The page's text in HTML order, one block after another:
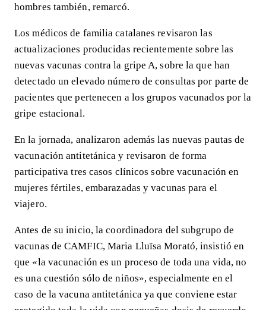
hombres también, remarcó.
Los médicos de familia catalanes revisaron las
actualizaciones producidas recientemente sobre las
nuevas vacunas contra la gripe A, sobre la que han
detectado un elevado número de consultas por parte de
pacientes que pertenecen a los grupos vacunados por la
gripe estacional.
En la jornada, analizaron además las nuevas pautas de
vacunación antitetánica y revisaron de forma
participativa tres casos clínicos sobre vacunación en
mujeres fértiles, embarazadas y vacunas para el
viajero.
Antes de su inicio, la coordinadora del subgrupo de
vacunas de CAMFIC, Maria Lluïsa Morató, insistió en
que «la vacunación es un proceso de toda una vida, no
es una cuestión sólo de niños», especialmente en el
caso de la vacuna antitetánica ya que conviene estar